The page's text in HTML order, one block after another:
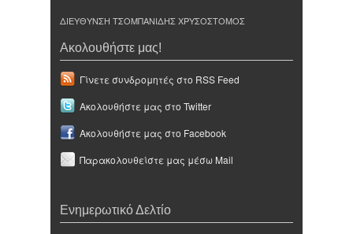
ΔΙΕΥΘΥΝΣΗ ΤΣΟΜΠΑΝΙΔΗΣ ΧΡΥΣΟΣΤΟΜΟΣ
Ακολουθήστε μας!
Γίνετε συνδρομητές στο RSS Feed
Ακολουθήστε μας στο Twitter
Ακολουθήστε μας στο Facebook
Παρακολουθείστε μας μέσω Mail
Ενημερωτικό Δελτίο